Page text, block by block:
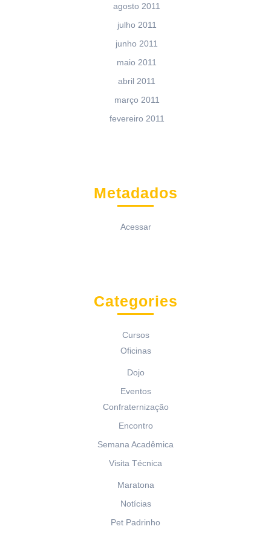
agosto 2011
julho 2011
junho 2011
maio 2011
abril 2011
março 2011
fevereiro 2011
Metadados
Acessar
Categories
Cursos
Oficinas
Dojo
Eventos
Confraternização
Encontro
Semana Acadêmica
Visita Técnica
Maratona
Notícias
Pet Padrinho